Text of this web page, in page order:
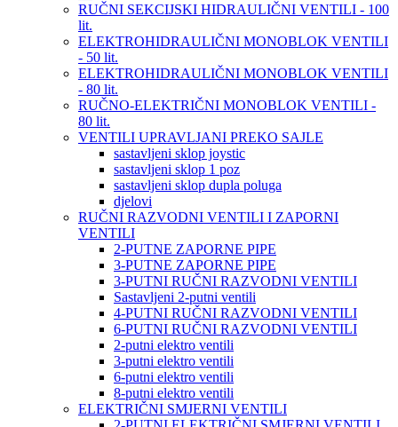
RUČNI SEKCIJSKI HIDRAULIČNI VENTILI - 100
lit.
ELEKTROHIDRAULIČNI MONOBLOK VENTILI
- 50 lit.
ELEKTROHIDRAULIČNI MONOBLOK VENTILI
- 80 lit.
RUČNO-ELEKTRIČNI MONOBLOK VENTILI -
80 lit.
VENTILI UPRAVLJANI PREKO SAJLE
sastavljeni sklop joystic
sastavljeni sklop 1 poz
sastavljeni sklop dupla poluga
djelovi
RUČNI RAZVODNI VENTILI I ZAPORNI
VENTILI
2-PUTNE ZAPORNE PIPE
3-PUTNE ZAPORNE PIPE
3-PUTNI RUČNI RAZVODNI VENTILI
Sastavljeni 2-putni ventili
4-PUTNI RUČNI RAZVODNI VENTILI
6-PUTNI RUČNI RAZVODNI VENTILI
2-putni elektro ventili
3-putni elektro ventili
6-putni elektro ventili
8-putni elektro ventili
ELEKTRIČNI SMJERNI VENTILI